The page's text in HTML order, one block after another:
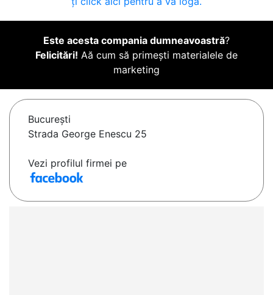
Este acesta compania dumneavoastră?
Felicitări! Aă cum să primești materialele de
marketing
Bucureşti
Strada George Enescu 25
Vezi profilul firmei pe